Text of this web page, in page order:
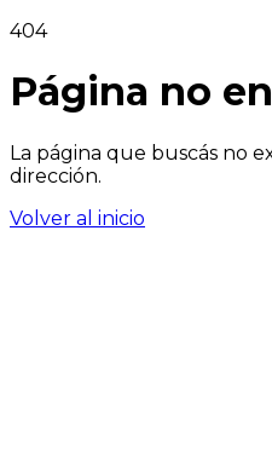
404
Página no
La página que buscás no
dirección.
Volver al inicio